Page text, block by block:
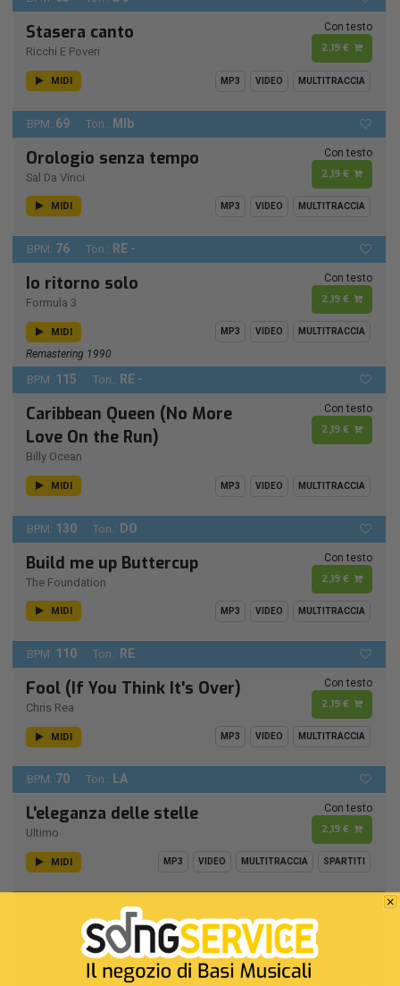
Stasera canto
Ricchi E Poveri
Con testo
2,19 €
MIDI MP3 VIDEO MULTITRACCIA
BPM: 69 Ton.: MIb
Orologio senza tempo
Sal Da Vinci
Con testo
2,19 €
MIDI MP3 VIDEO MULTITRACCIA
BPM: 76 Ton.: RE -
Io ritorno solo
Formula 3
Con testo
2,19 €
MIDI MP3 VIDEO MULTITRACCIA
Remastering 1990
BPM: 115 Ton.: RE -
Caribbean Queen (No More
Love On the Run)
Billy Ocean
Con testo
2,19 €
MIDI MP3 VIDEO MULTITRACCIA
BPM: 130 Ton.: DO
Build me up Buttercup
The Foundation
Con testo
2,19 €
MIDI MP3 VIDEO MULTITRACCIA
BPM: 110 Ton.: RE
Fool (If You Think It's Over)
Chris Rea
Con testo
2,19 €
MIDI MP3 VIDEO MULTITRACCIA
BPM: 70 Ton.: LA
L'eleganza delle stelle
Ultimo
Con testo
2,19 €
MIDI MP3 VIDEO MULTITRACCIA SPARTITI
SI
La regina dell'ultimo tango
Gianni Morandi
Remastered